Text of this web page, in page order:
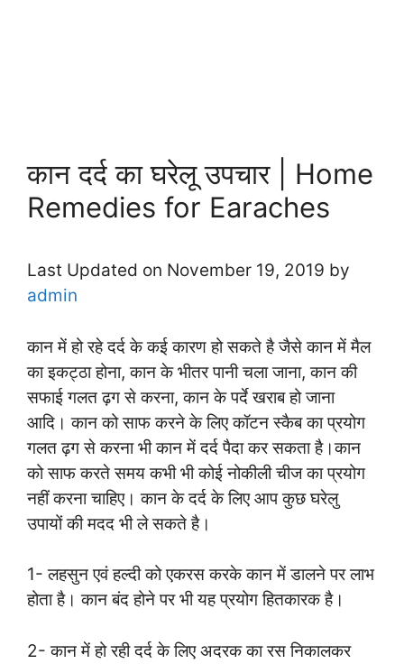
कान दर्द का घरेलू उपचार | Home
Remedies for Earaches
Last Updated on November 19, 2019 by
admin
कान में हो रहे दर्द के कई कारण हो सकते है जैसे कान में मैल
का इकट्ठा होना, कान के भीतर पानी चला जाना, कान की
सफाई गलत ढ़ग से करना, कान के पर्दे खराब हो जाना
आदि। कान को साफ करने के लिए कॉटन स्कैब का प्रयोग
गलत ढ़ग से करना भी कान में दर्द पैदा कर सकता है।कान
को साफ करते समय कभी भी कोई नोकीली चीज का प्रयोग
नहीं करना चाहिए। कान के दर्द के लिए आप कुछ घरेलु
उपायों की मदद भी ले सकते है।
1- लहसुन एवं हल्दी को एकरस करके कान में डालने पर लाभ
होता है। कान बंद होने पर भी यह प्रयोग हितकारक है।
2- कान में हो रही दर्द के लिए अदरक का रस निकालकर